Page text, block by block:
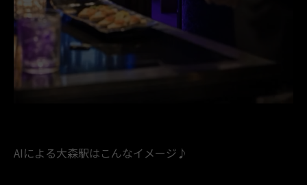
⁡AIによる大森駅はこんなイメージ♪